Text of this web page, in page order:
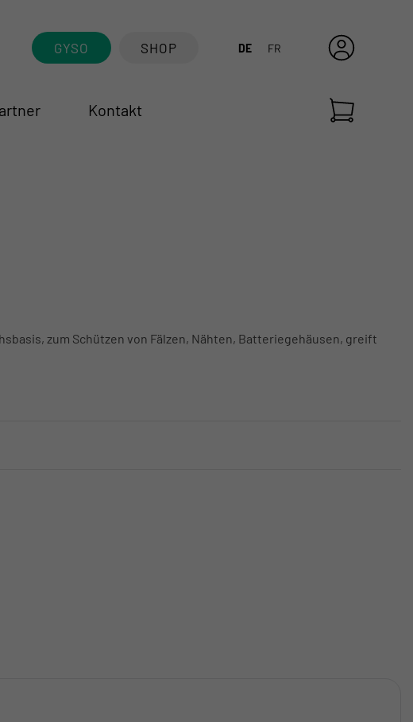
GYSO SHOP DE FR
Kontakt
zum Schützen von Fälzen, Nähten, Batteriegehäusen, greift